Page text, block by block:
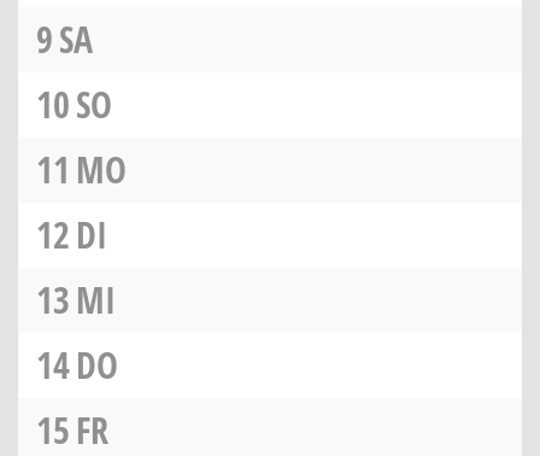
9SA
10SO
11 MO
12DI
13MI
14DO
15FR